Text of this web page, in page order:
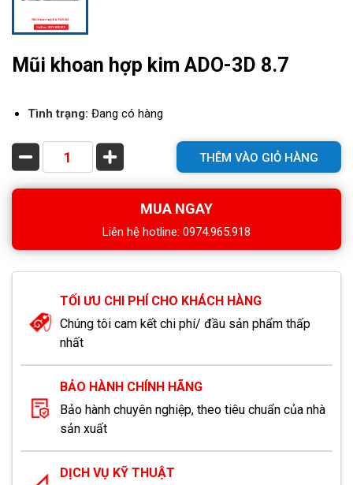
Mũi khoan hợp kim ADO-3D 8.7
Tình trạng: Đang có hàng
THÊM VÀO GIỎ HÀNG
MUA NGAY
Liên hệ hotline: 0974.965.918
TỐI ƯU CHI PHÍ CHO KHÁCH HÀNG
Chúng tôi cam kết chi phí/ đầu sản phẩm thấp
nhất
BẢO HÀNH CHÍNH HÃNG
Bảo hành chuyên nghiệp, theo tiêu chuẩn của nhà
sản xuất
DỊCH VỤ KỸ THUẬT